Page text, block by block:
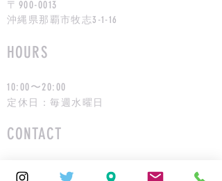
〒900-0013
沖縄県那覇市牧志3-1-16
HOURS
10:00〜20:00
定休日：毎週水曜日
CONTACT
info@bentham.jp